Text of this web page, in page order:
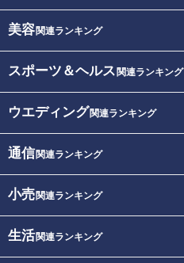
美容関連ランキング
スポーツ＆ヘルス 関連ランキング
ウエディング関連ランキング
通信関連ランキング
小売関連ランキング
生活関連ランキング